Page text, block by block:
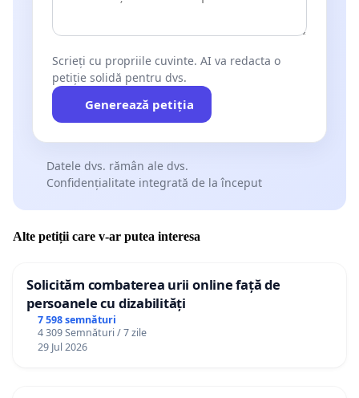
Scrieți cu propriile cuvinte. AI va redacta o
petiție solidă pentru dvs.
Generează petiția
Datele dvs. rămân ale dvs.
Confidențialitate integrată de la început
Alte petiții care v-ar putea interesa
Solicităm combaterea urii online față de
persoanele cu dizabilități
7 598 semnături
4 309 Semnături / 7 zile
29 Jul 2026